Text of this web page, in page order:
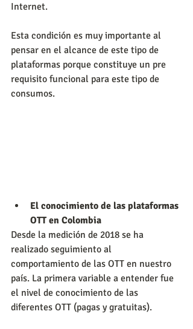
Internet.
Esta condición es muy importante al
pensar en el alcance de este tipo de
plataformas porque constituye un pre
requisito funcional para este tipo de
consumos.
El conocimiento de las plataformas
OTT en Colombia
Desde la medición de 2018 se ha
realizado seguimiento al
comportamiento de las OTT en nuestro
país. La primera variable a entender fue
el nivel de conocimiento de las
diferentes OTT (pagas y gratuitas).